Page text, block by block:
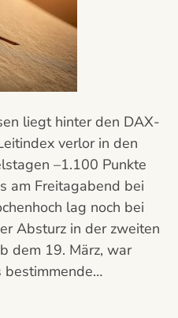
liegt hinter den DAX-
verlor in den
–1.100 Punkte
am Freitagabend bei
lag noch bei
Absturz in der zweiten
dem 19. März, war
bestimmende…